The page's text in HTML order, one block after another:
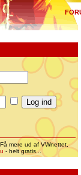
mere ud af VWnettet,
- helt gratis...